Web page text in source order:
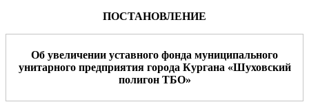
ПОСТАНОВЛЕНИЕ
Об увеличении уставного фонда муниципального
унитарного предприятия города Кургана «Шуховский
полигон ТБО»